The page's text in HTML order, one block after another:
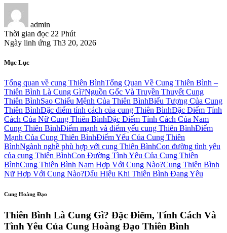
admin
Thời gian đọc 22 Phút
Ngày linh ứng Th3 20, 2026
Mục Lục
Tổng quan về cung Thiên BìnhTổng Quan Về Cung Thiên Bình –
Thiên Bình Là Cung Gì?Nguồn Gốc Và Truyền Thuyết Cung
Thiên BìnhSao Chiếu Mệnh Của Thiên BìnhBiểu Tượng Của Cung
Thiên BìnhĐặc điểm tính cách của cung Thiên BìnhĐặc Điểm Tính
Cách Của Nữ Cung Thiên BìnhĐặc Điểm Tính Cách Của Nam
Cung Thiên BìnhĐiểm mạnh và điểm yếu cung Thiên BìnhĐiểm
Mạnh Của Cung Thiên BìnhĐiểm Yếu Của Cung Thiên
BìnhNgành nghề phù hợp với cung Thiên BìnhCon đường tình yêu
của cung Thiên BìnhCon Đường Tình Yêu Của Cung Thiên
BìnhCung Thiên Bình Nam Hợp Với Cung Nào?Cung Thiên Bình
Nữ Hợp Với Cung Nào?Dấu Hiệu Khi Thiên Bình Đang Yêu
Cung Hoàng Đạo
Thiên Bình Là Cung Gì? Đặc Điểm, Tính Cách Và
Tình Yêu Của Cung Hoàng Đạo Thiên Bình